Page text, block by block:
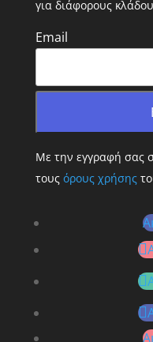
για διάφορους
Email
Με την εγγραφή σας
τους όρους χρήσης